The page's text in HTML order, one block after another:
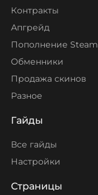
Контракты
Апгрейд
Пополнение Steam
Обменники
Продажа скинов
Разное
Гайды
Все гайды
Настройки
Страницы